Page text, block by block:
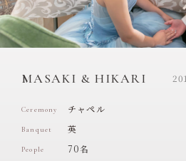
MASAKI & HIKARI
Ceremony チャペル
Banquet 英
People 70名